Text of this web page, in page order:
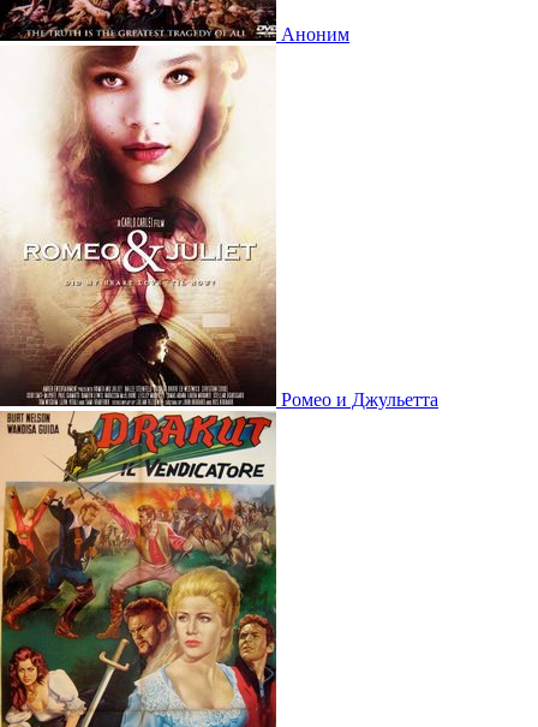
Аноним
Ромео и Джульетта